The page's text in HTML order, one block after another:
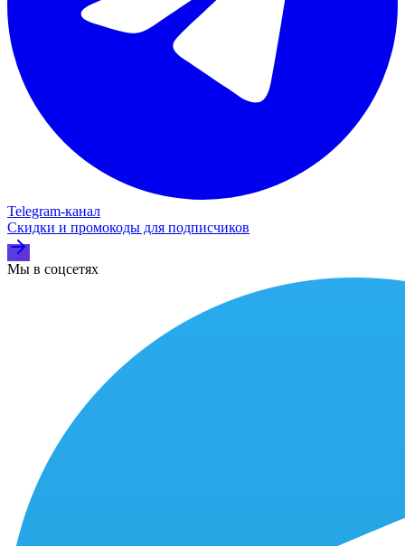
Telegram‑канал
Скидки и промокоды для подписчиков
Мы в соцсетях